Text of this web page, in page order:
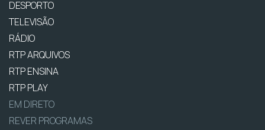
DESPORTO
TELEVISÃO
RÁDIO
RTP ARQUIVOS
RTP ENSINA
RTP PLAY
EM DIRETO
REVER PROGRAMAS